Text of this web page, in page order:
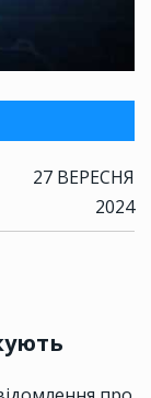
27 ВЕРЕСНЯ
2024